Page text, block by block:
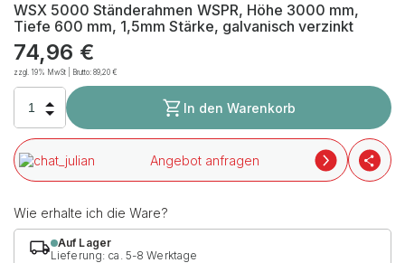
WSX 5000 Ständerahmen WSPR, Höhe 3000 mm,
Tiefe 600 mm, 1,5mm Stärke, galvanisch verzinkt
74,96 €
zzgl. 19% MwSt | Brutto:89,20€
In den Warenkorb
Angebot anfragen
Wie erhalte ich die Ware?
Auf Lager
Lieferung: ca. 5-8 Werktage